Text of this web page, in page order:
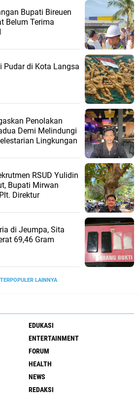
Bupati Bireuen
Belum Terima
Pudar di Kota Langsa
Penolakan
Demi Melindungi
Lingkungan
RSUD Yulidin
Bupati Mirwan
Direktur
di Jeumpa, Sita
69,46 Gram
TERPOPULER LAINNYA
EDUKASI
ENTERTAINMENT
FORUM
HEALTH
NEWS
REDAKSI